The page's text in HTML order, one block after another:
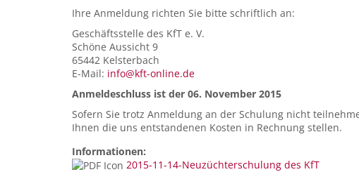
Ihre Anmeldung richten Sie bitte schriftlich an:
Geschäftsstelle des KfT e. V.
Schöne Aussicht 9
65442 Kelsterbach
E-Mail: info@kft-online.de
Anmeldeschluss ist der 06. November 2015
Sofern Sie trotz Anmeldung an der Schulung nicht
Ihnen die uns entstandenen Kosten in Rechnung stellen.
Informationen:
2015-11-14-Neuzüchterschulung des KfT